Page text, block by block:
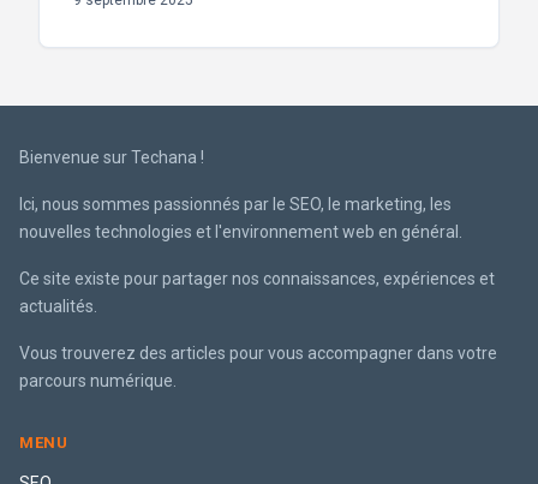
Bienvenue sur Techana !
Ici, nous sommes passionnés par le SEO, le marketing, les
nouvelles technologies et l'environnement web en général.
Ce site existe pour partager nos connaissances, expériences et
actualités.
Vous trouverez des articles pour vous accompagner dans votre
parcours numérique.
MENU